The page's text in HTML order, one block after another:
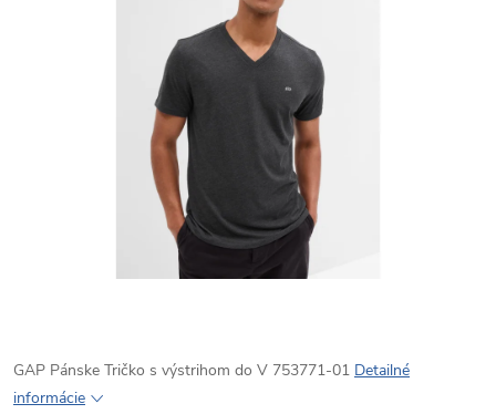
GAP Pánske Tričko s výstrihom do V 753771-01 Detailné
informácie